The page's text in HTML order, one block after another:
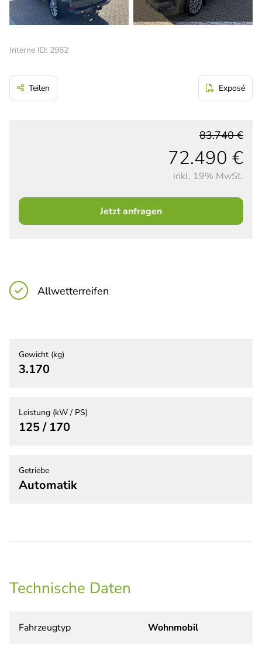
Interne ID: 2962
Teilen Exposé
72.490 €
83.740 €
inkl. 19% MwSt.
Jetzt anfragen
Allwetterreifen
Gewicht (kg)
3.170
Leistung (kW / PS)
125 / 170
Getriebe
Automatik
Technische Daten
Fahrzeugtyp Wohnmobil